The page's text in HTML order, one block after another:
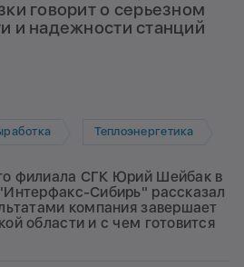
говорит о серьезном
и надежности станций
Теплоэнергетика
филиала СГК Юрий Шейбак в
Сибирь" рассказал
компания завершает
области и с чем готовится